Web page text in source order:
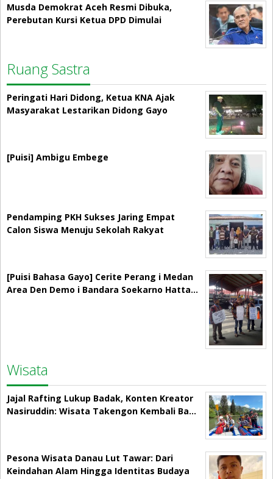
Musda Demokrat Aceh Resmi Dibuka,
Perebutan Kursi Ketua DPD Dimulai
Ruang Sastra
Peringati Hari Didong, Ketua KNA Ajak
Masyarakat Lestarikan Didong Gayo
[Puisi] Ambigu Embege
Pendamping PKH Sukses Jaring Empat
Calon Siswa Menuju Sekolah Rakyat
[Puisi Bahasa Gayo] Cerite Perang i Medan
Area Den Demo i Bandara Soekarno Hatta…
Wisata
Jajal Rafting Lukup Badak, Konten Kreator
Nasiruddin: Wisata Takengon Kembali Ba…
Pesona Wisata Danau Lut Tawar: Dari
Keindahan Alam Hingga Identitas Budaya